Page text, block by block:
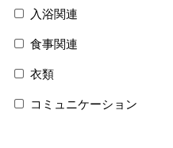
入浴関連
食事関連
衣類
コミュニケーション